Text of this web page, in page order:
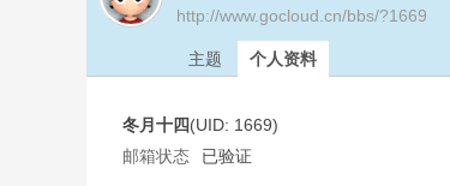
›
http://www.gocloud.cn/bbs/?1669
主题 个人资料
冬月十四(UID: 1669)
邮箱状态
已验证